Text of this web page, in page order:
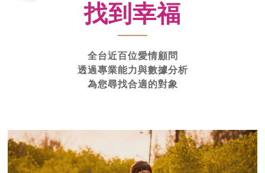
找到幸福
全台近百位愛情顧問
透過專業能力與數據分析
為您尋找合適的對象